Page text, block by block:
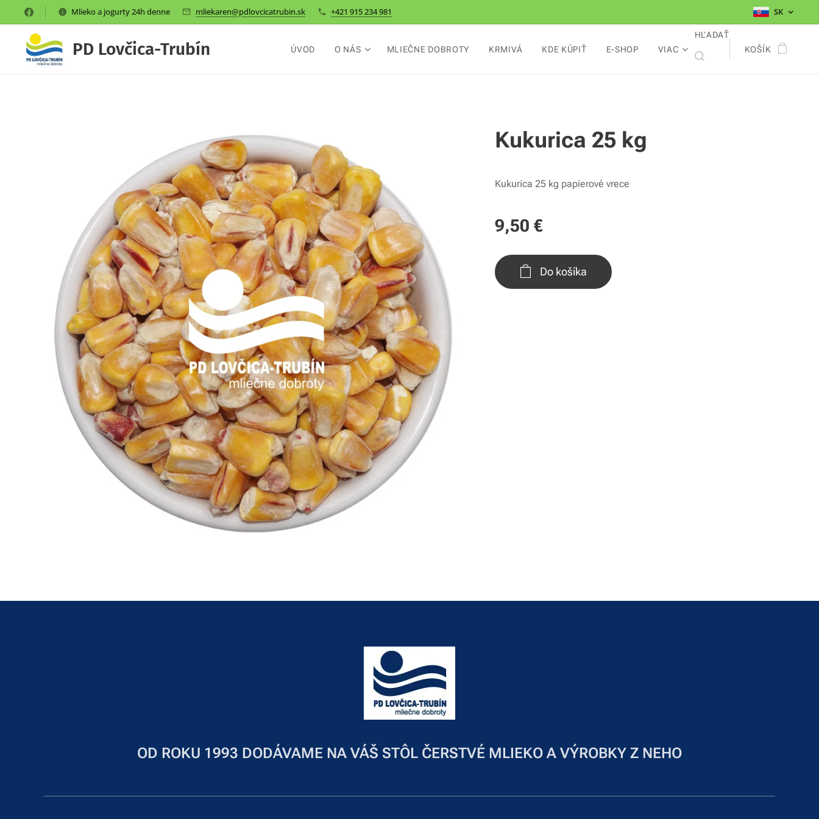
Mlieko a jogurty 24h denne mliekaren@pdlovcicatrubin.sk +421 915 234 981 SK
PD Lovčica-Trubín ÚVOD O NÁS MLIEČNE DOBROTY KRMIVÁ KDE KÚPIŤ E-SHOP VIAC
HĽADAŤ
KOŠÍK
Kukurica 25 kg
Kukurica 25 kg papierové vrece
9,50 €
Do košíka
OD ROKU 1993 DODÁVAME NA VÁŠ STÔL ČERSTVÉ MLIEKO A VÝROBKY Z NEHO